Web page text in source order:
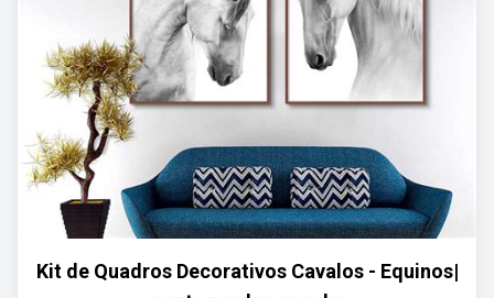
Kit de Quadros Decorativos Cavalos - Equinos|